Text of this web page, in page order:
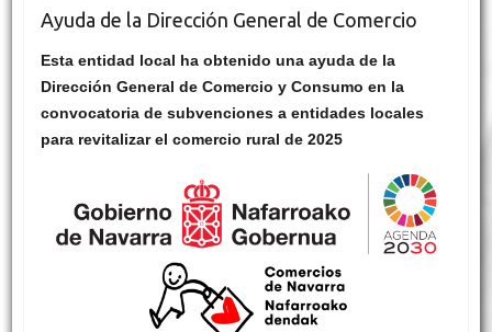
Ayuda de la Dirección General de Comercio
Esta entidad local ha obtenido una ayuda de la
Dirección General de Comercio y Consumo en la
convocatoria de subvenciones a entidades locales
para revitalizar el comercio rural de 2025